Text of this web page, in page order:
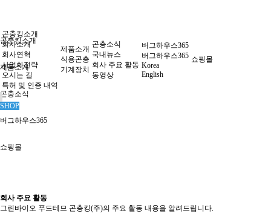
곤충킹소개
제품소개
곤충소식
버그하우스365
쇼핑몰
곤충킹소개
회사소개
회사연혁
사업화전략
오시는 길
특허 및 인증 내역
제품소개
식용곤충
기계장치
곤충소식
국내뉴스
회사 주요 활동
동영상
버그하우스365
버그하우스365
Korea
English
쇼핑몰
SHOP
회사 주요 활동
그린바이오 푸드테므 곤충킹(주)의 주요 활동 내용을 알려드립니다.